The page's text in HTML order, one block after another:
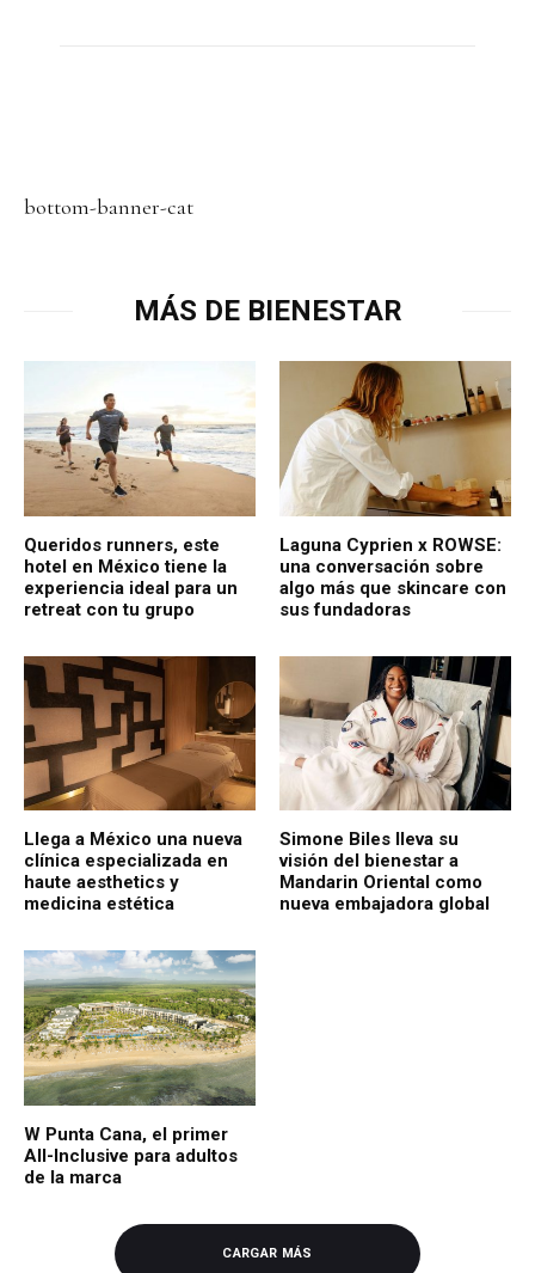
bottom-banner-cat
MÁS DE BIENESTAR
Queridos runners, este
hotel en México tiene la
experiencia ideal para un
retreat con tu grupo
Laguna Cyprien x ROWSE:
una conversación sobre
algo más que skincare con
sus fundadoras
Llega a México una nueva
clínica especializada en
haute aesthetics y
medicina estética
Simone Biles lleva su
visión del bienestar a
Mandarin Oriental como
nueva embajadora global
W Punta Cana, el primer
All-Inclusive para adultos
de la marca
CARGAR MÁS